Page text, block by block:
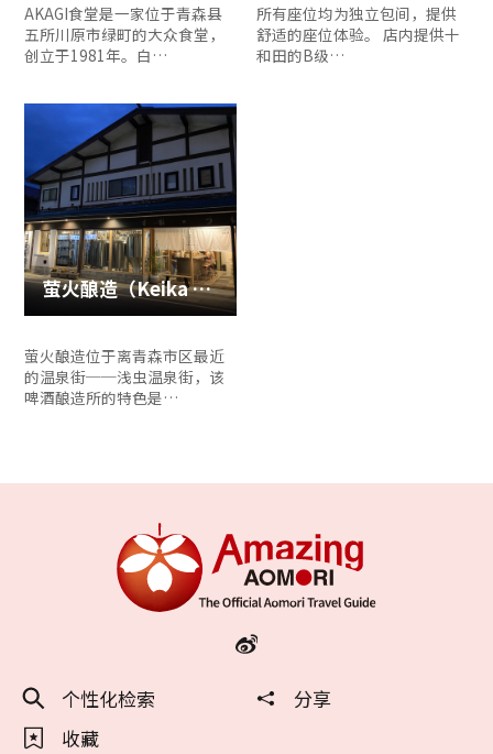
AKAGI食堂是一家位于青森县
五所川原市绿町的大众食堂，
创立于1981年。白…
所有座位均为独立包间，提供
舒适的座位体验。 店内提供十
和田的B级…
萤火酿造（Keika Brewing）
萤火酿造位于离青森市区最近
的温泉街──浅虫温泉街，该
啤酒酿造所的特色是…
个性化检索
分享
收藏